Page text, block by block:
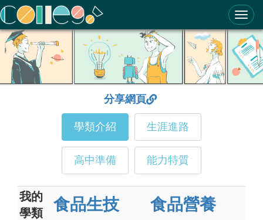
ColleGo! 大學選才與高中育才輔助系統
分享網頁
學類介紹 生涯進路
高中準備 能力特質
我的
學類
食品生技 食品營養